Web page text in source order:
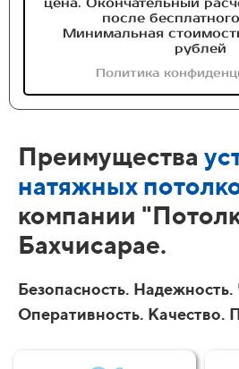
после
Минимальная
рублей
Политика
Преимущества
натяжных
компании
Бахчисарае.
Безопасность. Надежность.
Оперативность. Качество.